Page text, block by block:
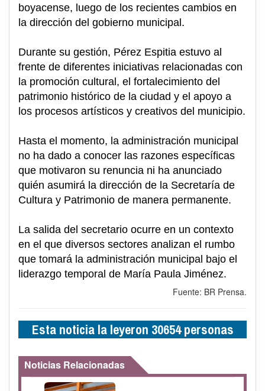
boyacense, luego de los recientes cambios en
la dirección del gobierno municipal.
Durante su gestión, Pérez Espitia estuvo al
frente de diferentes iniciativas relacionadas con
la promoción cultural, el fortalecimiento del
patrimonio histórico de la ciudad y el apoyo a
los procesos artísticos y creativos del municipio.
Hasta el momento, la administración municipal
no ha dado a conocer las razones específicas
que motivaron su renuncia ni ha anunciado
quién asumirá la dirección de la Secretaría de
Cultura y Patrimonio de manera permanente.
La salida del secretario ocurre en un contexto
en el que diversos sectores analizan el rumbo
que tomará la administración municipal bajo el
liderazgo temporal de María Paula Jiménez.
Fuente: BR Prensa.
Esta noticia la leyeron 30654 personas
Noticias Relacionadas